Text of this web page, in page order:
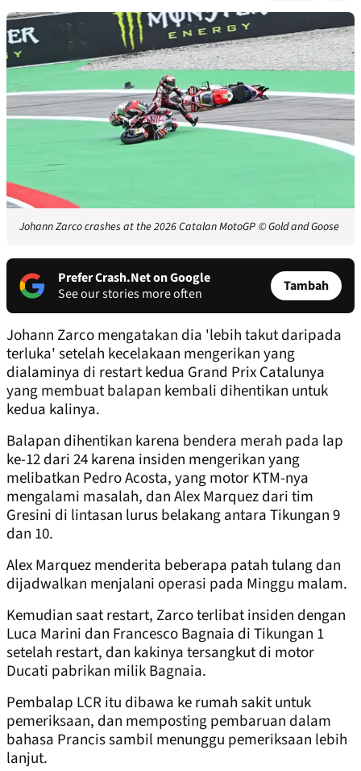
Johann Zarco crashes at the 2026 Catalan MotoGP © Gold and Goose
Prefer Crash.Net on Google
See our stories more often
Tambah
Johann Zarco mengatakan dia 'lebih takut daripada
terluka' setelah kecelakaan mengerikan yang
dialaminya di restart kedua Grand Prix Catalunya
yang membuat balapan kembali dihentikan untuk
kedua kalinya.
Balapan dihentikan karena bendera merah pada lap
ke-12 dari 24 karena insiden mengerikan yang
melibatkan Pedro Acosta, yang motor KTM-nya
mengalami masalah, dan Alex Marquez dari tim
Gresini di lintasan lurus belakang antara Tikungan 9
dan 10.
Alex Marquez menderita beberapa patah tulang dan
dijadwalkan menjalani operasi pada Minggu malam.
Kemudian saat restart, Zarco terlibat insiden dengan
Luca Marini dan Francesco Bagnaia di Tikungan 1
setelah restart, dan kakinya tersangkut di motor
Ducati pabrikan milik Bagnaia.
Pembalap LCR itu dibawa ke rumah sakit untuk
pemeriksaan, dan memposting pembaruan dalam
bahasa Prancis sambil menunggu pemeriksaan lebih
lanjut.